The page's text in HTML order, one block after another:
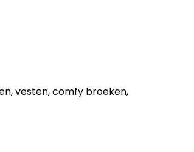
vesten, comfy broeken,